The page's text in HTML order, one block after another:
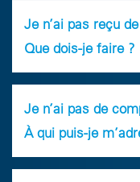
Je n’ai pas reçu
Que dois-je faire ?
Je n’ai pas de
À qui puis-je